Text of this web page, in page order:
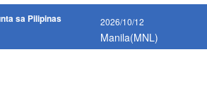
sa Pilipinas 2026/10/12
Manila(MNL)